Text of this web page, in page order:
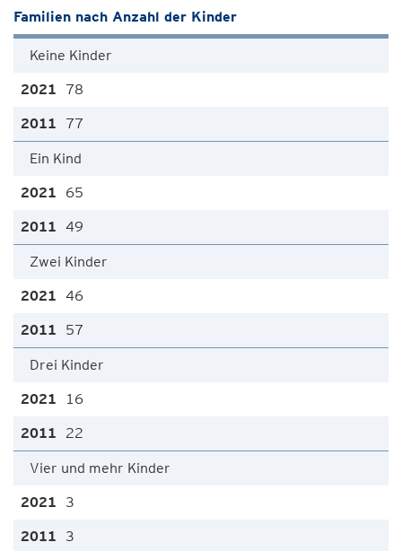
Familien nach Anzahl der Kinder
Keine Kinder
78
77
Ein Kind
65
49
Zwei Kinder
46
57
Drei Kinder
16
22
Vier und mehr Kinder
3
3